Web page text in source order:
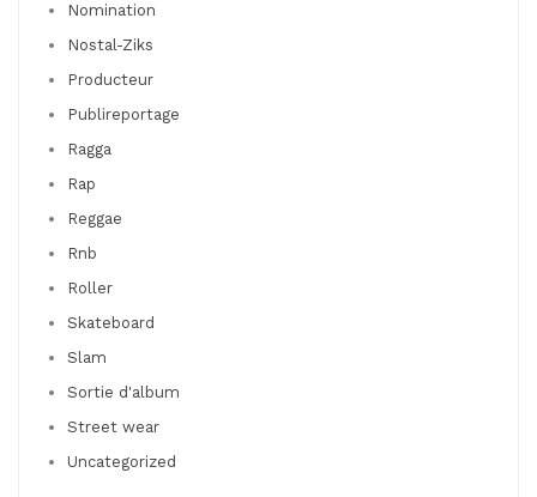
Nomination
Nostal-Ziks
Producteur
Publireportage
Ragga
Rap
Reggae
Rnb
Roller
Skateboard
Slam
Sortie d'album
Street wear
Uncategorized